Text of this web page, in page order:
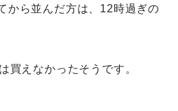
から並んだ方は、12時過ぎの
買えなかったそうです。